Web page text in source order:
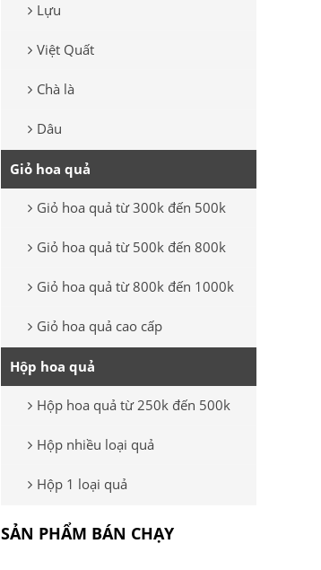
Lựu
Việt Quất
Chà là
Dâu
Giỏ hoa quả
Giỏ hoa quả từ 300k đến 500k
Giỏ hoa quả từ 500k đến 800k
Giỏ hoa quả từ 800k đến 1000k
Giỏ hoa quả cao cấp
Hộp hoa quả
Hộp hoa quả từ 250k đến 500k
Hộp nhiều loại quả
Hộp 1 loại quả
SẢN PHẨM BÁN CHẠY